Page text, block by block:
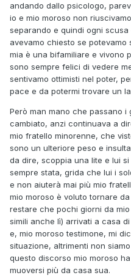
andando dallo psicologo,
io e mio moroso non
separando e quindi ogni
avevamo chiesto se
mia è una bifamiliare e vivono
sono sempre felici di vedere
sentivamo ottimisti nel poter,
pace e da potermi trovare un
Però man mano che passano
cambiato, anzi continuava a
mio fratello minorenne, che
sono un ulteriore peso e
da dire, scoppia una lite e lui
sempre stata, grida che lui i
e non aiuterà mai più mio
mio moroso è voluto tornare
restare che pochi giorni da
simili anche lì) arrivati a casa
e, mio moroso testimone, mi
situazione, altrimenti non
questo discorso mio moroso
muoversi più da casa sua.